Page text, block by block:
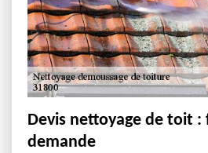
Devis nettoyage de toit
demande